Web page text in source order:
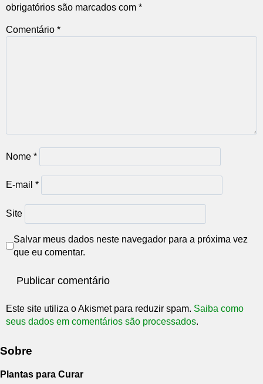
obrigatórios são marcados com *
Comentário *
Nome *
E-mail *
Site
Salvar meus dados neste navegador para a próxima vez
que eu comentar.
Este site utiliza o Akismet para reduzir spam. Saiba como
seus dados em comentários são processados.
Sobre
Plantas para Curar